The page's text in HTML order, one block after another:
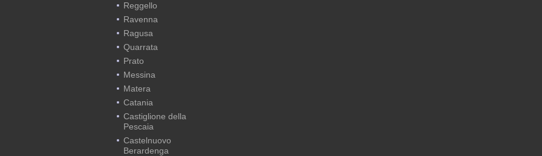
Reggello
Ravenna
Ragusa
Quarrata
Prato
Messina
Matera
Catania
Castiglione della
Pescaia
Castelnuovo
Berardenga